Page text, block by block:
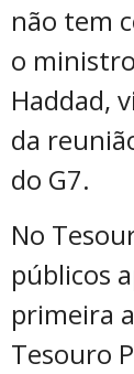
não tem
o
Haddad,
da
do G7.
No
públicos
primeira
Tesouro